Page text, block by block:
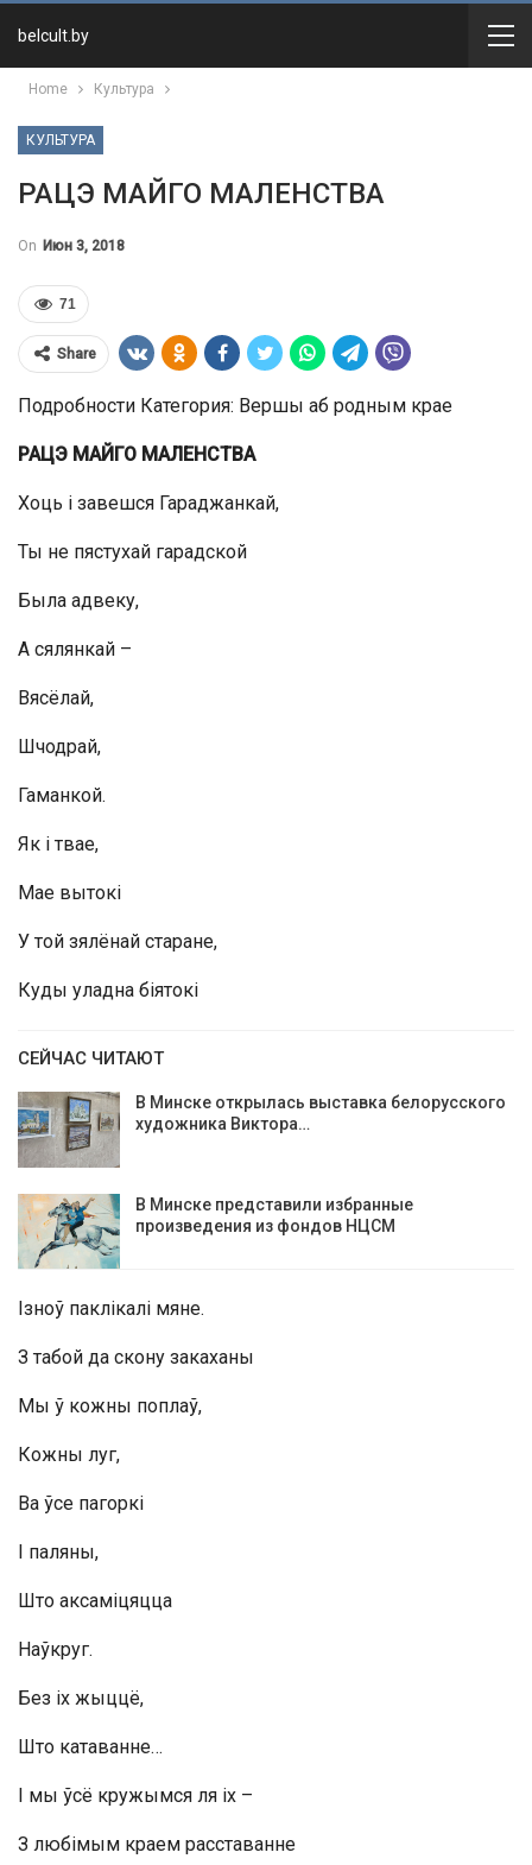
belcult.by
Home Культура
КУЛЬТУРА
РАЦЭ МАЙГО МАЛЕНСТВА
On Июн 3, 2018
71
Share
Подробности Категория: Вершы аб родным крае
РАЦЭ МАЙГО МАЛЕНСТВА
Хоць і завешся Гараджанкай,
Ты не пястухай гарадской
Была адвеку,
А сялянкай –
Вясёлай,
Шчодрай,
Гаманкой.
Як і твае,
Мае вытокі
У той зялёнай старане,
Куды уладна біятокі
СЕЙЧАС ЧИТАЮТ
В Минске открылась выставка белорусского
художника Виктора…
В Минске представили избранные
произведения из фондов НЦСМ
Ізноў паклікалі мяне.
З табой да скону закаханы
Мы ў кожны поплаў,
Кожны луг,
Ва ўсе пагоркі
І паляны,
Што аксаміцяцца
Наўкруг.
Без іх жыццё,
Што катаванне…
І мы ўсё кружымся ля іх –
З любімым краем расставанне